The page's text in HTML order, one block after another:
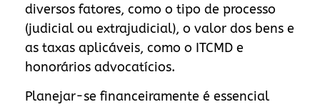
diversos fatores, como o tipo de processo
(judicial ou extrajudicial), o valor dos bens e
as taxas aplicáveis, como o ITCMD e
honorários advocatícios.
Planejar-se financeiramente é essencial